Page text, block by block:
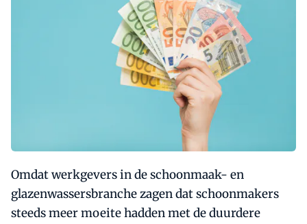
Omdat werkgevers in de schoonmaak- en
glazenwassersbranche zagen dat schoonmakers
steeds meer moeite hadden met de duurdere